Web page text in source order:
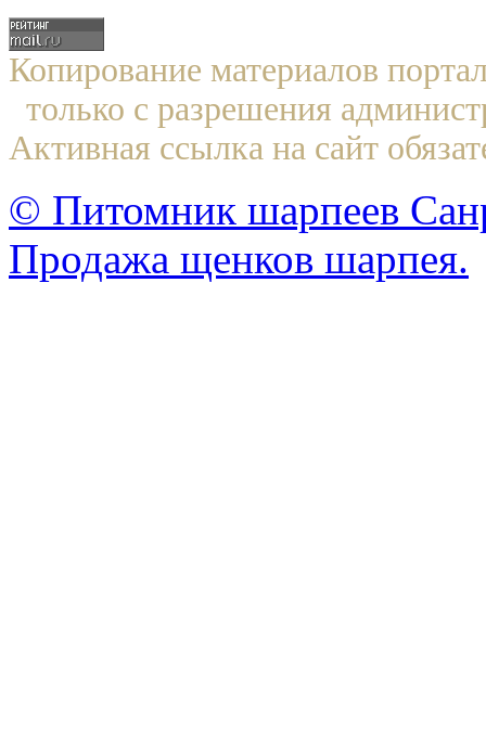
Копирование материалов
только с разрешения
Активная ссылка на сайт
© Питомник шарпеев
Продажа щенков шарпея.